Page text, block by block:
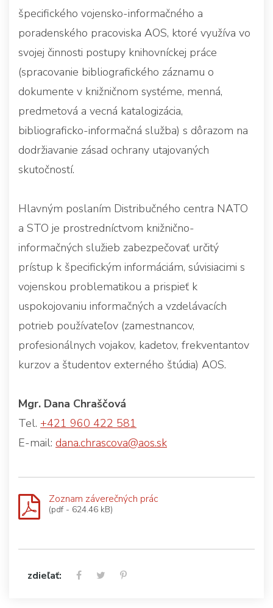
špecifického vojensko-informačného a
poradenského pracoviska AOS, ktoré využíva vo
svojej činnosti postupy knihovníckej práce
(spracovanie bibliografického záznamu o
dokumente v knižničnom systéme, menná,
predmetová a vecná katalogizácia,
bibliograficko-informačná služba) s dôrazom na
dodržiavanie zásad ochrany utajovaných
skutočností.
Hlavným poslaním Distribučného centra NATO
a STO je prostredníctvom knižnično-
informačných služieb zabezpečovať určitý
prístup k špecifickým informáciám, súvisiacimi s
vojenskou problematikou a prispieť k
uspokojovaniu informačných a vzdelávacích
potrieb používateľov (zamestnancov,
profesionálnych vojakov, kadetov, frekventantov
kurzov a študentov externého štúdia) AOS.
Mgr. Dana Chraščová
Tel. +421 960 422 581
E-mail: dana.chrascova@aos.sk
Zoznam záverečných prác
(pdf - 624.46 kB)
zdieľať: